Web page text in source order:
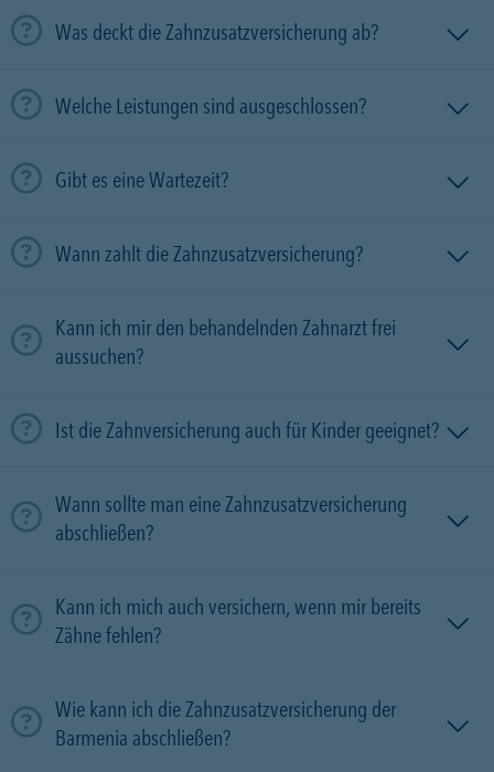
Was deckt die Zahnzusatzversicherung ab?
Welche Leistungen sind ausgeschlossen?
Gibt es eine Wartezeit?
Wann zahlt die Zahnzusatzversicherung?
Kann ich mir den behandelnden Zahnarzt frei
aussuchen?
Ist die Zahnversicherung auch für Kinder geeignet?
Wann sollte man eine Zahnzusatzversicherung
abschließen?
Kann ich mich auch versichern, wenn mir bereits
Zähne fehlen?
Wie kann ich die Zahnzusatzversicherung der
Barmenia abschließen?